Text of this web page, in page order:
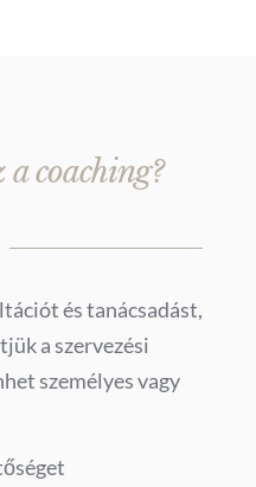
coaching?
és tanácsadást,
a szervezési
személyes vagy